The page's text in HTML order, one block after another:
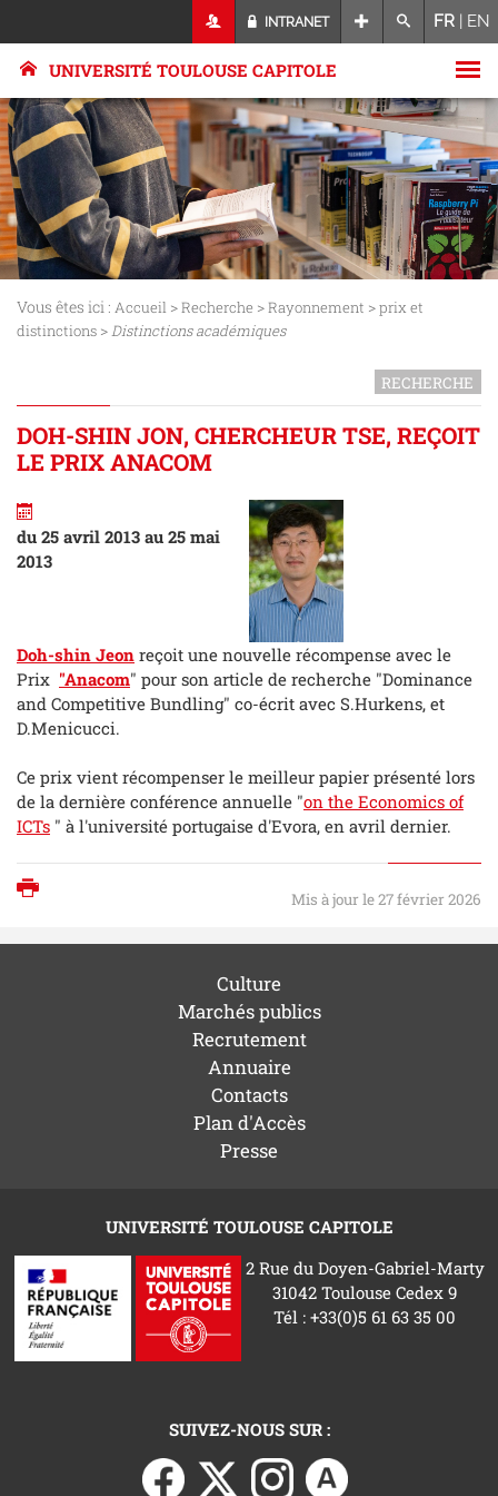
INTRANET FR | EN
UNIVERSITÉ TOULOUSE CAPITOLE
Vous êtes ici : Accueil >Recherche >Rayonnement >prix et
distinctions >Distinctions académiques
RECHERCHE
DOH-SHIN JON, CHERCHEUR TSE, REÇOIT
LE PRIX ANACOM
du 25 avril 2013 au 25 mai
2013
Doh-shin Jeon reçoit une nouvelle récompense avec le
Prix "Anacom" pour son article de recherche "Dominance
and Competitive Bundling" co-écrit avec S.Hurkens, et
D.Menicucci.
Ce prix vient récompenser le meilleur papier présenté lors
de la dernière conférence annuelle "on the Economics of
ICTs " à l'université portugaise d'Evora, en avril dernier.
Mis à jour le 27 février 2026
Culture
Marchés publics
Recrutement
Annuaire
Contacts
Plan d'Accès
Presse
UNIVERSITÉ TOULOUSE CAPITOLE
2 Rue du Doyen-Gabriel-Marty
31042 Toulouse Cedex 9
Tél : +33(0)5 61 63 35 00
SUIVEZ-NOUS SUR :